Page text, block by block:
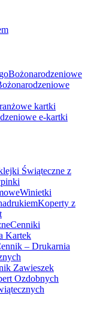
Bożonarodzeniowe
kartki
e-kartki
Świąteczne z
Winietki
Koperty z
Cenniki
Kartek
– Drukarnia
Zawieszek
Ozdobnych